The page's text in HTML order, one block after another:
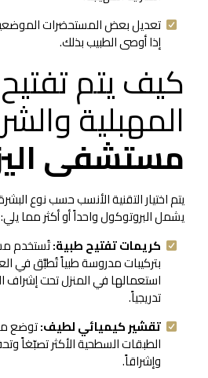
تعديل بعض المستحضرات الموضعية
إذا أوصى الطبيب بذلك.
كيف يتم
المهبلية
مستشفى
يتم اختيار التقنية الأنسب حسب نوع البشرة
يشمل البروتوكول واحداً أو أكثر مما يلي:
كريمات تفتيح طبية:تُستخدم
بتركيبات مدروسة طبياً تُطبَّق في
استعمالها في المنزل تحت إشراف
تدريجياً.
تقشير كيميائي لطيف:توضع محاليل
الطبقات السطحية الأكثر تصبّغاً
وإشراقاً.